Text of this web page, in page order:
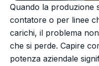
Quando la produzione
contatore o per linee
carichi, il problema
che si perde. Capire
potenza aziendale